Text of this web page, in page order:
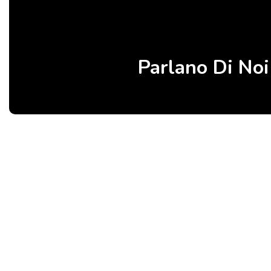
Parlano Di Noi